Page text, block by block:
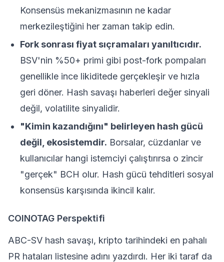
Konsensüs mekanizmasının ne kadar
merkezileştiğini her zaman takip edin.
Fork sonrası fiyat sıçramaları yanıltıcıdır.
BSV'nin %50+ primi gibi post-fork pompaları
genellikle ince likiditede gerçekleşir ve hızla
geri döner. Hash savaşı haberleri değer sinyali
değil, volatilite sinyalidir.
"Kimin kazandığını" belirleyen hash gücü
değil, ekosistemdir. Borsalar, cüzdanlar ve
kullanıcılar hangi istemciyi çalıştırırsa o zincir
"gerçek" BCH olur. Hash gücü tehditleri sosyal
konsensüs karşısında ikincil kalır.
COINOTAG Perspektifi
ABC-SV hash savaşı, kripto tarihindeki en pahalı
PR hataları listesine adını yazdırdı. Her iki taraf da